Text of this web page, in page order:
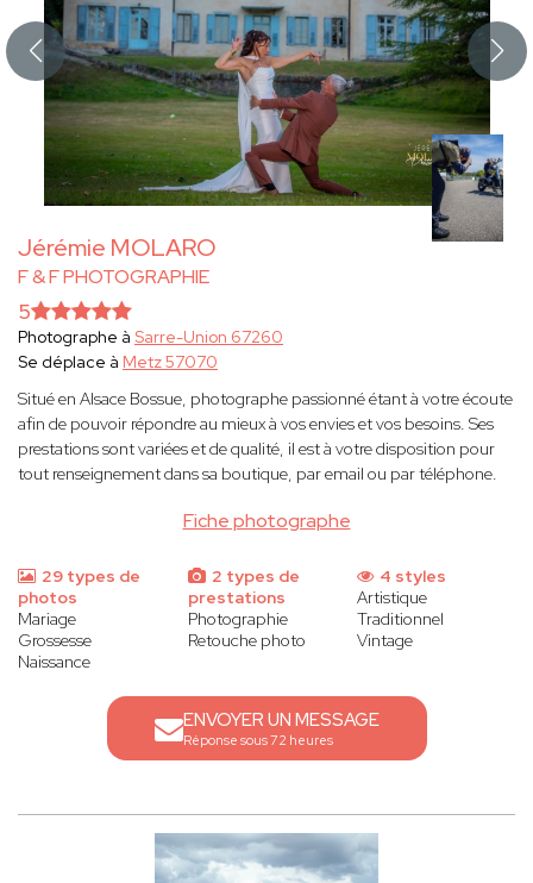
Jérémie MOLARO
F & F PHOTOGRAPHIE
Fiche photographe
5
Photographe à Sarre-Union 67260
Se déplace à Metz 57070
Situé en Alsace Bossue, photographe passionné étant à votre écoute
afin de pouvoir répondre au mieux à vos envies et vos besoins. Ses
prestations sont variées et de qualité, il est à votre disposition pour
tout renseignement dans sa boutique, par email ou par téléphone.
29 types de
photos
Mariage
Grossesse
Naissance
2 types de
prestations
Photographie
Retouche photo
4 styles
Artistique
Traditionnel
Vintage
ENVOYER UN MESSAGE
Réponse sous 72 heures